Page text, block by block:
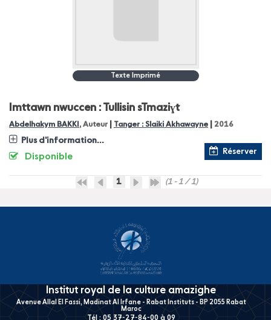
Texte Imprimé
Imttawn nwuccen : Tullisin sTmaziɣt
Abdelhakym BAKKI , Auteur Tanger : Slaiki Akhawayne 2016
Plus d'information...
Réserver
Disponible
1 (1 - 1 / 1)
Institut royal de la culture amazighe
Avenue Allal El Fassi, Madinat Al Irfane - Rabat Instituts - BP 2055 Rabat
Maroc
Tél : 05 37-27-84-00 à 09